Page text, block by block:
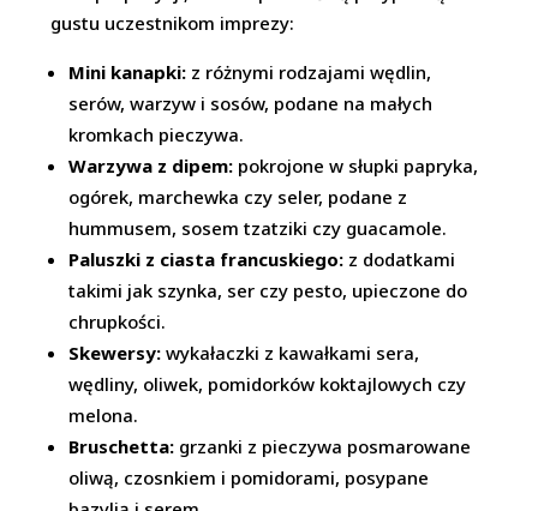
gustu uczestnikom imprezy:
Mini kanapki: z różnymi rodzajami wędlin,
serów, warzyw i sosów, podane na małych
kromkach pieczywa.
Warzywa z dipem: pokrojone w słupki papryka,
ogórek, marchewka czy seler, podane z
hummusem, sosem tzatziki czy guacamole.
Paluszki z ciasta francuskiego: z dodatkami
takimi jak szynka, ser czy pesto, upieczone do
chrupkości.
Skewersy: wykałaczki z kawałkami sera,
wędliny, oliwek, pomidorków koktajlowych czy
melona.
Bruschetta: grzanki z pieczywa posmarowane
oliwą, czosnkiem i pomidorami, posypane